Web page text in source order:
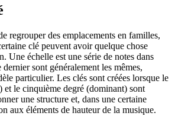
regrouper des emplacements en familles,
clé peuvent avoir quelque chose
Une échelle est une série de notes dans
sont généralement les mêmes,
particulier. Les clés sont créées lorsque le
et le cinquième degré (dominant) sont
une structure et, dans une certaine
aux éléments de hauteur de la musique.